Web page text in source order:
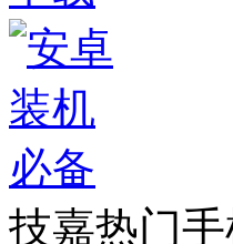
技嘉热门